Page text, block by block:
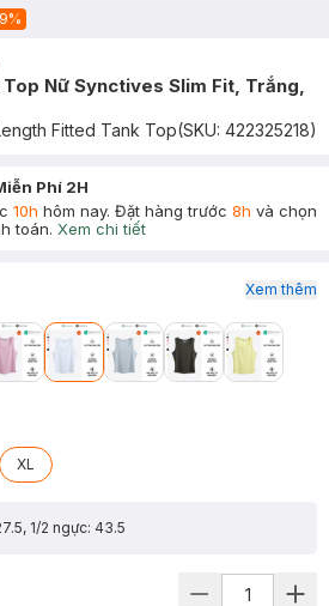
%
Nữ Synctives Slim Fit, Trắng,
Fitted Tank Top(SKU: 422325218)
Phí 2H
10h hôm nay. Đặt hàng trước 8h và chọn
toán. Xem chi tiết
XL
1/2 ngực: 43.5
Xem thêm